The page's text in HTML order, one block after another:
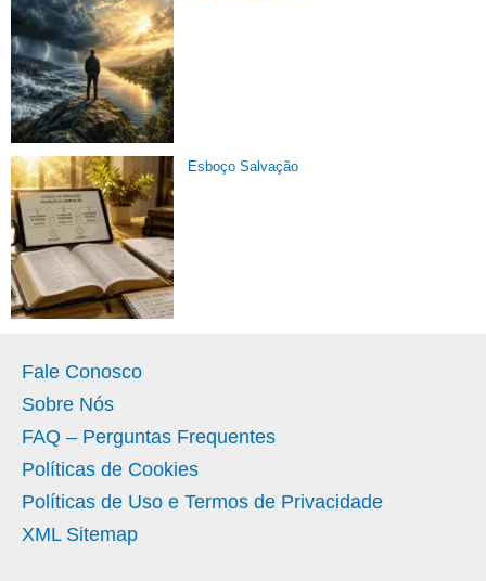
Esboço Salvação
Fale Conosco
Sobre Nós
FAQ – Perguntas Frequentes
Políticas de Cookies
Políticas de Uso e Termos de Privacidade
XML Sitemap